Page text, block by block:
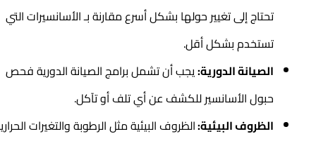
تحتاج إلى تغيير حولها بشكل أسرع مقارنة بـ الأسانسيرات التي
تستخدم بشكل أقل.
الصيانة الدورية:يجب أن تشمل برامج الصيانة الدورية فحص
حبول الأسانسير للكشف عن أي تلف أو تآكل.
الظروف البيئية:الظروف البيئية مثل الرطوبة والتغيرات الحرارية